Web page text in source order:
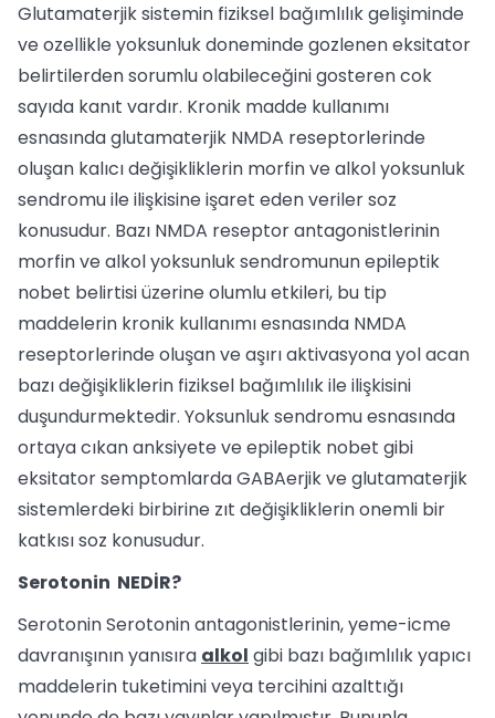
Glutamaterjik sistemin fiziksel bağımlılık gelişiminde
ve ozellikle yoksunluk doneminde gozlenen eksitator
belirtilerden sorumlu olabileceğini gosteren cok
sayıda kanıt vardır. Kronik madde kullanımı
esnasında glutamaterjik NMDA reseptorlerinde
oluşan kalıcı değişikliklerin morfin ve alkol yoksunluk
sendromu ile ilişkisine işaret eden veriler soz
konusudur. Bazı NMDA reseptor antagonistlerinin
morfin ve alkol yoksunluk sendromunun epileptik
nobet belirtisi üzerine olumlu etkileri, bu tip
maddelerin kronik kullanımı esnasında NMDA
reseptorlerinde oluşan ve aşırı aktivasyona yol acan
bazı değişikliklerin fiziksel bağımlılık ile ilişkisini
duşundurmektedir. Yoksunluk sendromu esnasında
ortaya cıkan anksiyete ve epileptik nobet gibi
eksitator semptomlarda GABAerjik ve glutamaterjik
sistemlerdeki birbirine zıt değişikliklerin onemli bir
katkısı soz konusudur.
Serotonin NEDİR?
Serotonin Serotonin antagonistlerinin, yeme-icme
davranışının yanısıra alkol gibi bazı bağımlılık yapıcı
maddelerin tuketimini veya tercihini azalttığı